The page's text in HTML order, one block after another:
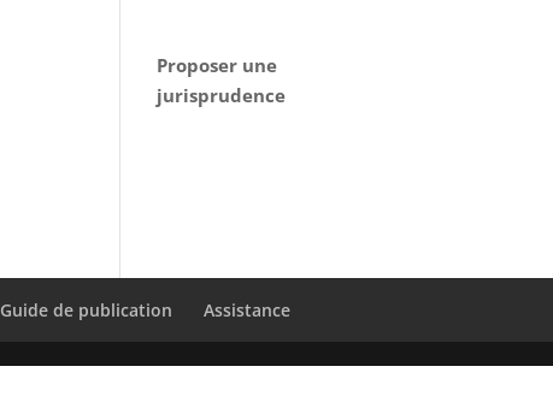
Proposer une
jurisprudence
Guide de publication Assistance